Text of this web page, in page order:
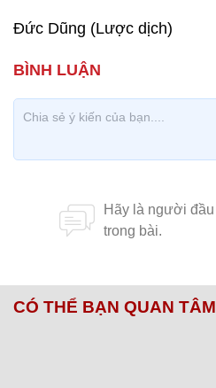
Đức Dũng (Lược dịch)
CÓ THỂ BẠN QUAN TÂM